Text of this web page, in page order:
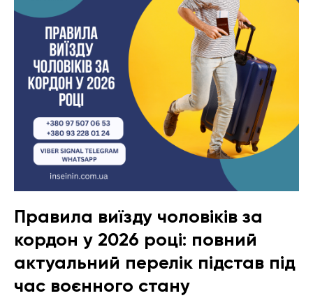
Правила виїзду чоловіків за
кордон у 2026 році: повний
актуальний перелік підстав під
час воєнного стану